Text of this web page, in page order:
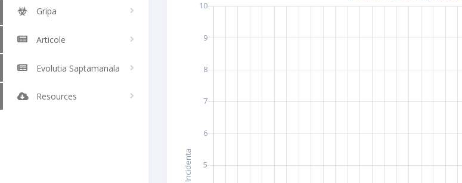
Gripa
Articole
Evolutia Saptamanala
Resources